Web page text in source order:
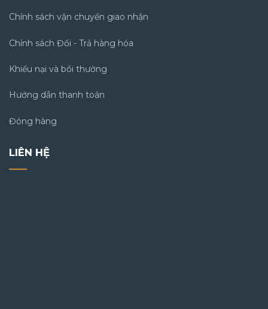
Chính sách vận chuyển giao nhận
Chính sách Đổi - Trả hàng hóa
Khiếu nại và bồi thường
Hướng dẫn thanh toán
Đóng hàng
LIÊN HỆ